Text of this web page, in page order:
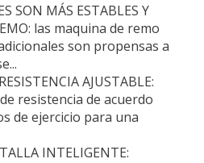
SON MÁS ESTABLES Y
las maquina de remo
son propensas a
AJUSTABLE:
resistencia de acuerdo
de ejercicio para una
INTELIGENTE: